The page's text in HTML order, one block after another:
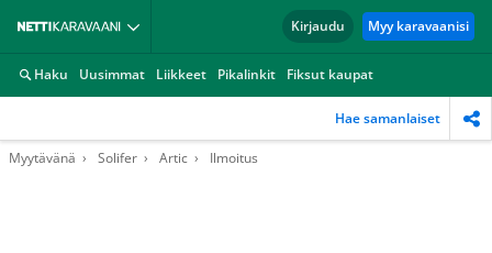
Kirjaudu Myy karavaanisi
Haku Uusimmat Liikkeet Pikalinkit Fiksut kaupat
Hae samanlaiset
Myytävänä Solifer Artic Ilmoitus